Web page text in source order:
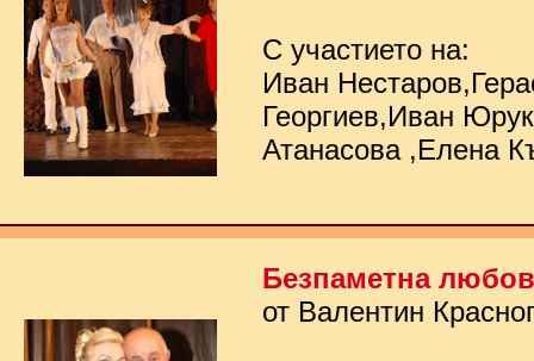
С участието на:
Иван
Георгиев,Иван
Атанасова ,Елена
Безпаметна любов
от Валентин